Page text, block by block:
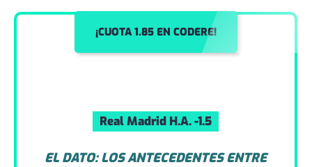
partidos de visita.
¡CUOTA 1.85 EN CODERE!